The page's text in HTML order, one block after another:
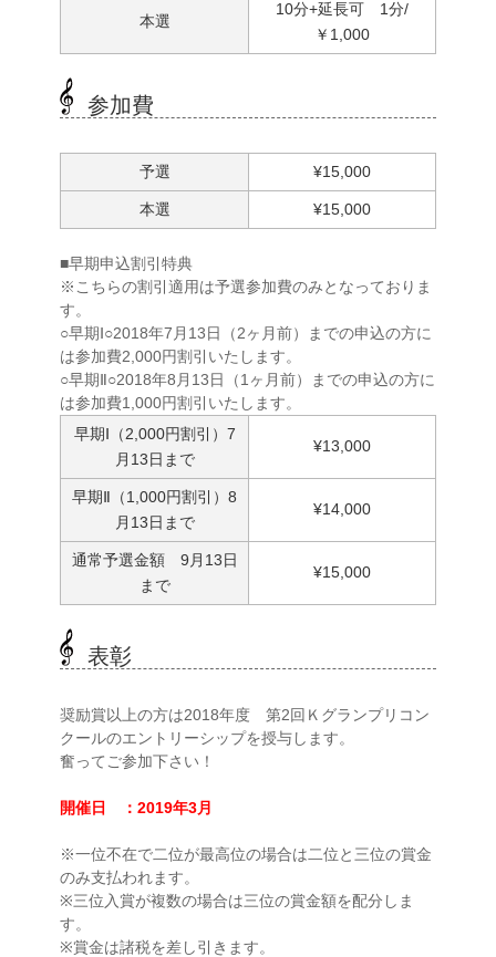
本選
10分+延長可 1分/
￥1,000
参加費
予選 ¥15,000
本選 ¥15,000
■早期申込割引特典
※こちらの割引適用は予選参加費のみとなっておりま
す。
○早期Ⅰ○2018年7月13日（2ヶ月前）までの申込の方に
は参加費2,000円割引いたします。
○早期Ⅱ○2018年8月13日（1ヶ月前）までの申込の方に
は参加費1,000円割引いたします。
早期Ⅰ（2,000円割引）7
月13日まで
¥13,000
早期Ⅱ（1,000円割引）8
月13日まで
¥14,000
通常予選金額 9月13日
まで
¥15,000
表彰
奨励賞以上の方は2018年度 第2回Ｋグランプリコン
クールのエントリーシップを授与します。
奮ってご参加下さい！
開催日 ：2019年3月
※一位不在で二位が最高位の場合は二位と三位の賞金
のみ支払われます。
※三位入賞が複数の場合は三位の賞金額を配分しま
す。
※賞金は諸税を差し引きます。